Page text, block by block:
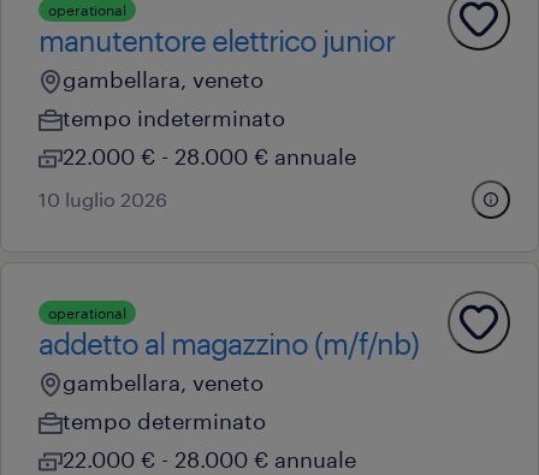
operational
manutentore elettrico junior
gambellara, veneto
tempo indeterminato
22.000 € - 28.000 € annuale
10 luglio 2026
operational
addetto al magazzino (m/f/nb)
gambellara, veneto
tempo determinato
22.000 € - 28.000 € annuale